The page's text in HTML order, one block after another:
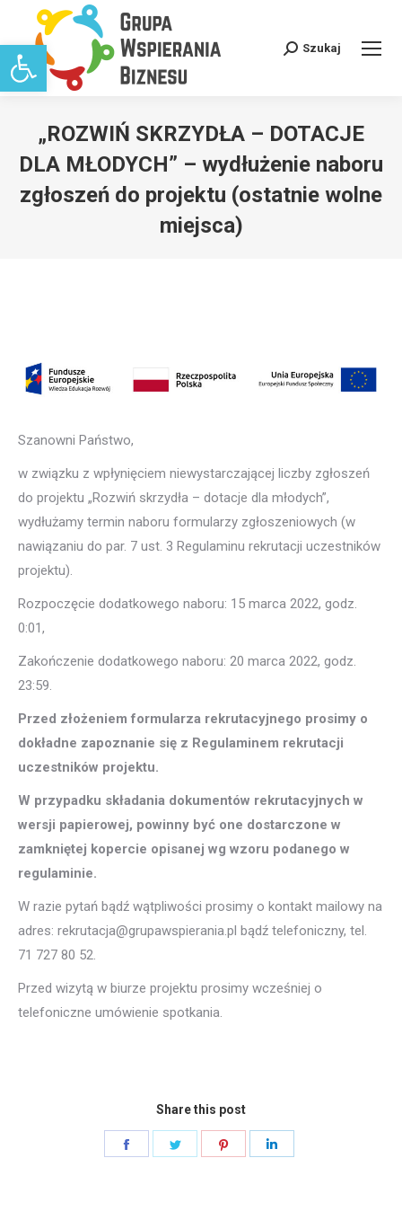
Open toolbar Search:
Szukaj
„ROZWIŃ SKRZYDŁA – DOTACJE
DLA MŁODYCH” – wydłużenie naboru
zgłoszeń do projektu (ostatnie wolne
miejsca)
Szanowni Państwo,
w związku z wpłynięciem niewystarczającej liczby zgłoszeń
do projektu „Rozwiń skrzydła – dotacje dla młodych”,
wydłużamy termin naboru formularzy zgłoszeniowych (w
nawiązaniu do par. 7 ust. 3 Regulaminu rekrutacji uczestników
projektu).
Rozpoczęcie dodatkowego naboru: 15 marca 2022, godz.
0:01,
Zakończenie dodatkowego naboru: 20 marca 2022, godz.
23:59.
Przed złożeniem formularza rekrutacyjnego prosimy o
dokładne zapoznanie się z Regulaminem rekrutacji
uczestników projektu.
W przypadku składania dokumentów rekrutacyjnych w
wersji papierowej, powinny być one dostarczone w
zamkniętej kopercie opisanej wg wzoru podanego w
regulaminie.
W razie pytań bądź wątpliwości prosimy o kontakt mailowy na
adres: rekrutacja@grupawspierania.pl bądź telefoniczny, tel.
71 727 80 52.
Przed wizytą w biurze projektu prosimy wcześniej o
telefoniczne umówienie spotkania.
Share this post